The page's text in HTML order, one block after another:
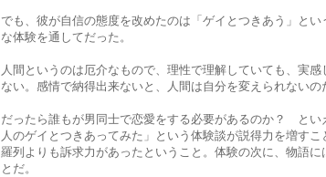
でも、彼が自信の態度を改めたのは「ゲイとつきあう」と
な体験を通してだった。
人間というのは厄介なもので、理性で理解していても、実
ない。感情で納得出来ないと、人間は自分を変えられないの
だったら誰もが男同士で恋愛をする必要があるのか？ とい
人のゲイとつきあってみた」という体験談が説得力を増す
羅列よりも訴求力があったということ。体験の次に、物語に
とだ。